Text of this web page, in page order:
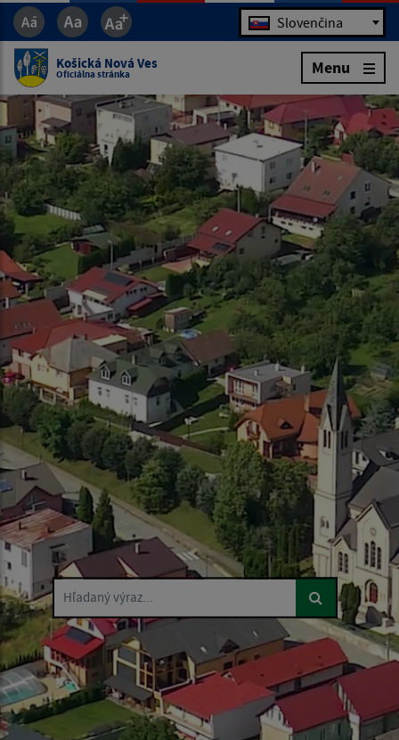
Jazyk Slovenčina
Košická Nová Ves
Oficiálna stránka Menu
Hľadaný výraz...